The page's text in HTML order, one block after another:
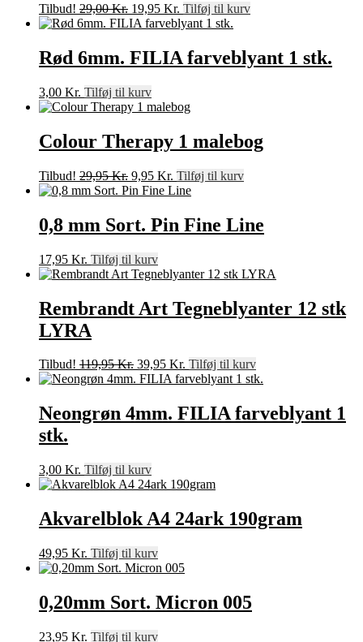
Tilbud! 29,00Kr. Den
oprindelige
var:
29,00 Kr..
19,95 Kr. Den
aktuelle
er:
19,95 Kr..
Tilføj til kurv
Rød 6mm. FILIA farveblyant 1 stk.
3,00 Kr. Tilføj til kurv
Colour Therapy 1 malebog
Tilbud! 29,95Kr. Den
oprindelige
var:
29,95 Kr..
9,95 Kr. Den
aktuelle
er:
9,95 Kr..
Tilføj til kurv
0,8 mm Sort. Pin Fine Line
17,95 Kr. Tilføj til kurv
Rembrandt Art Tegneblyanter 12 stk
LYRA
Tilbud! 119,95Kr. Den
oprindelige
var:
119,95 Kr..
39,95 Kr. Den
aktuelle
er:
39,95 Kr..
Tilføj til kurv
Neongrøn 4mm. FILIA farveblyant 1
stk.
3,00 Kr. Tilføj til kurv
Akvarelblok A4 24ark 190gram
49,95 Kr. Tilføj til kurv
0,20mm Sort. Micron 005
23,95 Kr. Tilføj til kurv